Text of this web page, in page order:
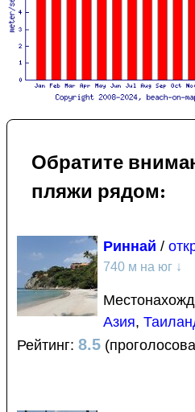
Обратите
пляжи рядом:
Риннай /
740 м на юг ↓
Азия,
Рейтинг: 8.5